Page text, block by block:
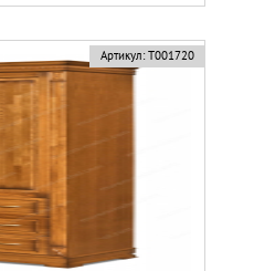
Артикул: Т001720